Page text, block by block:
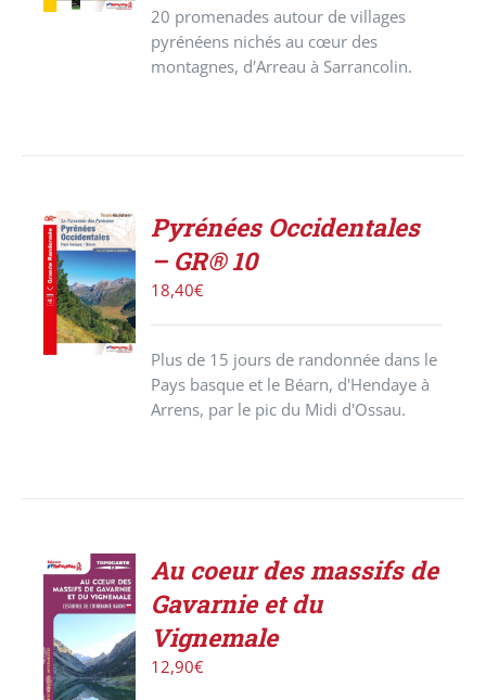
20 promenades autour de villages
pyrénéens nichés au cœur des
montagnes, d'Arreau à Sarrancolin.
ACHETER
LE
PRODUIT
/
DÉTAILS
Pyrénées Occidentales
– GR® 10
18,40€
Plus de 15 jours de randonnée dans le
Pays basque et le Béarn, d'Hendaye à
Arrens, par le pic du Midi d'Ossau.
AJOUTER
AU
PANIER
/
Au coeur des massifs de
Gavarnie et du
Vignemale
12,90€